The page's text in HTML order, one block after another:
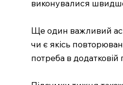
виконувалися
Ще один важливий
чи є якісь
потреба в